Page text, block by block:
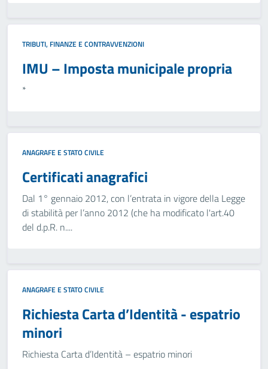
TRIBUTI, FINANZE E CONTRAVVENZIONI
IMU – Imposta municipale propria
*
ANAGRAFE E STATO CIVILE
Certificati anagrafici
Dal 1° gennaio 2012, con l’entrata in vigore della Legge
di stabilità per l’anno 2012 (che ha modificato l'art.40
del d.p.R. n....
ANAGRAFE E STATO CIVILE
Richiesta Carta d’Identità - espatrio
minori
Richiesta Carta d’Identità – espatrio minori